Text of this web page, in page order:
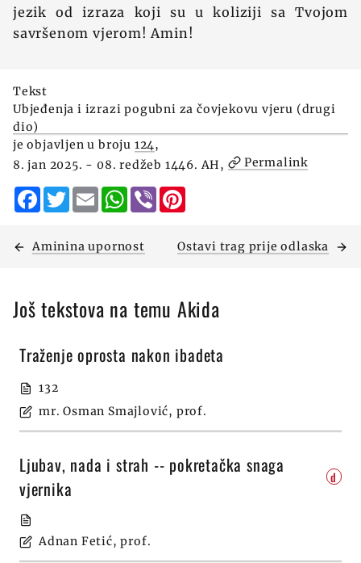
jezik od izraza koji su u koliziji sa Tvojom
savršenom vjerom! Amin!
Tekst
Ubjeđenja i izrazi pogubni za čovjekovu vjeru (drugi
dio)
je objavljen u broju 124,
8. jan 2025. - 08. redžeb 1446. AH,
Permalink
Facebook
TwitterEmailWhatsApp
Viber
Aminina upornost Ostavi trag prije odlaska
Još tekstova na temu Akida
Traženje oprosta nakon ibadeta
132
mr. Osman Smajlović, prof.
Ljubav, nada i strah -- pokretačka snaga
vjernika
d
Adnan Fetić, prof.